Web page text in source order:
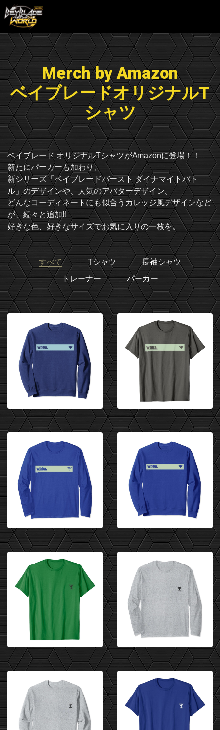
Merch by Amazon
ベイブレードオリジナルT
シャツ
ベイブレード オリジナルTシャツがAmazonに登場！！
新たにパーカーも加わり、
新シリーズ「ベイブレードバースト ダイナマイトバト
ル」のデザインや、人気のアバターデザイン、
どんなコーディネートにも似合うカレッジ風デザインなど
が、続々と追加‼
好きな色、好きなサイズでお気に入りの一枚を。
すべて Tシャツ
長袖シャツ
トレーナー
パーカー